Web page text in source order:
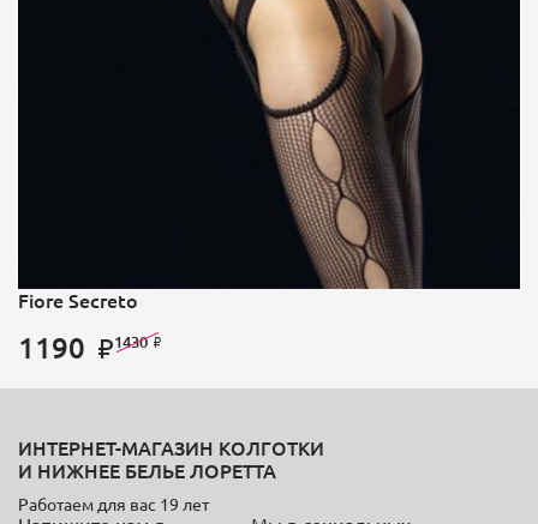
Fiore Secreto
1190 1430
ИНТЕРНЕТ-МАГАЗИН КОЛГОТКИ
И НИЖНЕЕ БЕЛЬЕ ЛОРЕТТА
Работаем для вас 19 лет